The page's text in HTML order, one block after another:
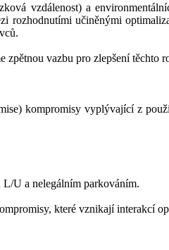
vzdálenost) a
učiněnými
vazbu pro zlepšení těchto
kompromisy vyplývající z
U a nelegálním parkováním.
které vznikají interakcí